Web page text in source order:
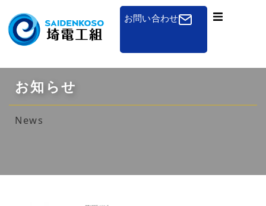
お問い合わせ
一般のお客さまへ
免状申請
お知らせ
News